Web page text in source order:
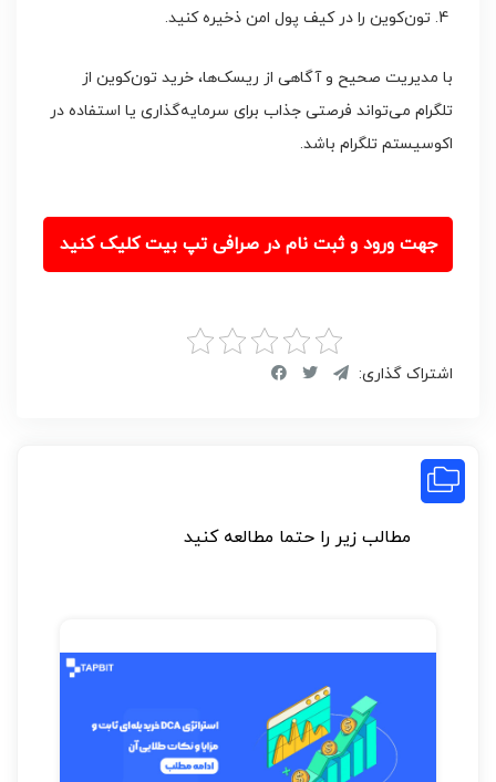
تون‌کوین را در کیف پول امن ذخیره کنید.
با مدیریت صحیح و آگاهی از ریسک‌ها، خرید تون‌کوین از
تلگرام می‌تواند فرصتی جذاب برای سرمایه‌گذاری یا استفاده در
اکوسیستم تلگرام باشد.
جهت ورود و ثبت نام در صرافی تپ بیت کلیک کنید
اشتراک گذاری:
مطالب زیر را حتما مطالعه کنید